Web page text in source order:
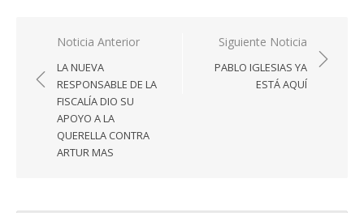
Navegación
entradas
Noticia Anterior
LA NUEVA
RESPONSABLE DE LA
FISCALÍA DIO SU
APOYO A LA
QUERELLA CONTRA
ARTUR MAS
Siguiente Noticia
PABLO IGLESIAS YA
ESTÁ AQUÍ